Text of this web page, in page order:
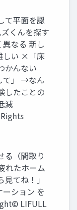
て平面を認
くんを探す
なる 新し
しい ×「床
かんない
て」 →なん
したことの
減
る（間取り
れたホーム
てね！」
ション を
LIFULL